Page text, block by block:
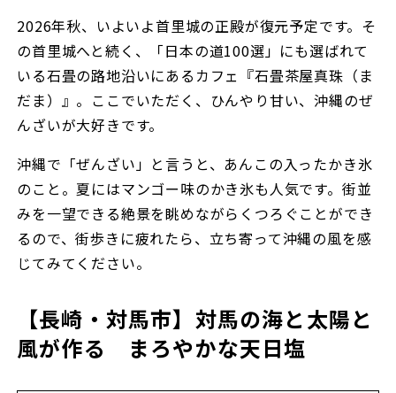
2026年秋、いよいよ首里城の正殿が復元予定です。そ
の首里城へと続く、「日本の道100選」にも選ばれて
いる石畳の路地沿いにあるカフェ『石畳茶屋真珠（ま
だま）』。ここでいただく、ひんやり甘い、沖縄のぜ
んざいが大好きです。
沖縄で「ぜんざい」と言うと、あんこの入ったかき氷
のこと。夏にはマンゴー味のかき氷も人気です。街並
みを一望できる絶景を眺めながらくつろぐことができ
るので、街歩きに疲れたら、立ち寄って沖縄の風を感
じてみてください。
【長崎・対馬市】対馬の海と太陽と
風が作る まろやかな天日塩